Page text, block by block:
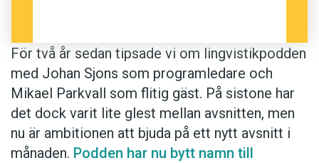
För två år sedan tipsade vi om lingvistikpodden
med Johan Sjons som programledare och
Mikael Parkvall som flitig gäst. På sistone har
det dock varit lite glest mellan avsnitten, men
nu är ambitionen att bjuda på ett nytt avsnitt i
månaden. Podden har nu bytt namn till